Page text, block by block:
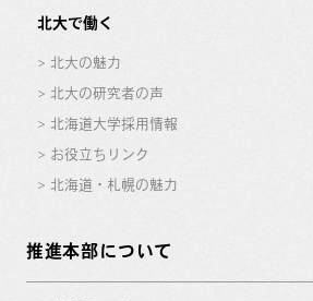
北大で働く
北大の魅力
北大の研究者の声
北海道大学採用情報
お役立ちリンク
北海道・札幌の魅力
推進本部について